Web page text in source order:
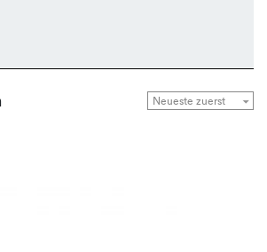
regulieren und helfen,